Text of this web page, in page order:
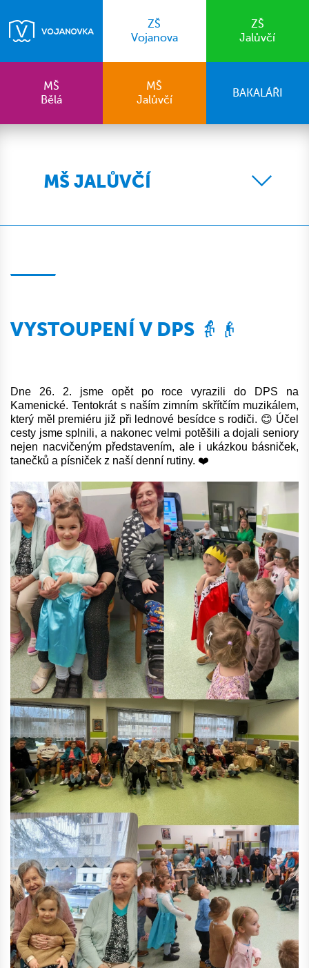
ZŠ
Vojanova
ZŠ
Jalůvčí
MŠ
Bělá
MŠ
Jalůvčí
BAKALÁŘI
MŠ JALŮVČÍ
VYSTOUPENÍ V DPS 👵👴
Dne 26. 2. jsme opět po roce vyrazili do DPS na
Kamenické. Tentokrát s naším zimním skřítčím muzikálem,
který měl premiéru již při lednové besídce s rodiči. 😊 Účel
cesty jsme splnili, a nakonec velmi potěšili a dojali seniory
nejen nacvičeným představením, ale i ukázkou básniček,
tanečků a písniček z naší denní rutiny. ❤️